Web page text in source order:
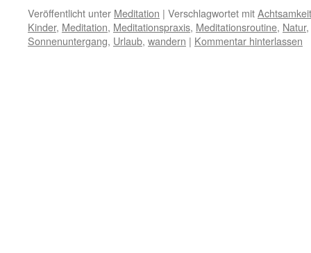
Veröffentlicht unter Meditation | Verschlagwortet mitAchtsamkeit
Kinder, Meditation, Meditationspraxis, Meditationsroutine, Natur,
Sonnenuntergang, Urlaub, wandern | Kommentar hinterlassen